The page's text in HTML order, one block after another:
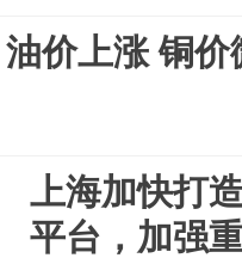
价上涨 铜
上海加快打
平台，加强